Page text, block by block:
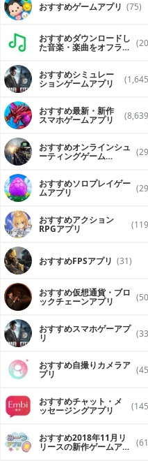
おすすめゲームアプリ (75)
おすすめダウンロードし
た音楽・楽曲をオフライ
おすすめシミュレー
ションゲームアプリ
おすすめ最新・新作
スマホゲームアプリ
おすすめオンラインシュ
ーティングゲーム
おすすめソロプレイゲー
ムアプリ
おすすめアクション
RPGアプリ
おすすめFPSアプリ (31)
おすすめ仮想通貨・ブロ
ックチェーンアプリ
おすすめスマホゲーアプ
リ
おすすめ自撮りカメラア
プリ
おすすめチャット・メ
ッセージングアプリ
おすすめ2018年11月リ
リースの新作ゲームアプ